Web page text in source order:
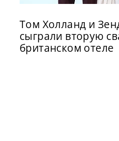
Том Холланд и
сыграли вторую
британском отеле